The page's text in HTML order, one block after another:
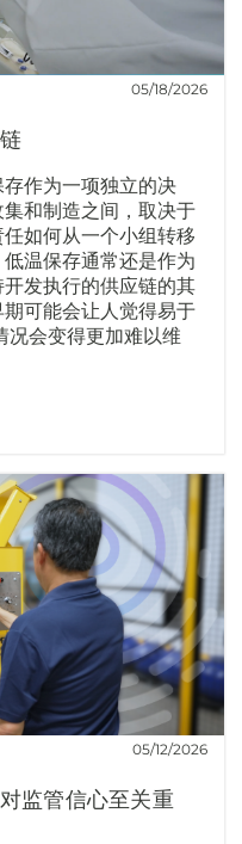
05/18/2026
作为一项独立的决
和制造之间，取决于
如何从一个小组转移
温保存通常还是作为
发执行的供应链的其
可能会让人觉得易于
况会变得更加难以维
05/12/2026
监管信心至关重